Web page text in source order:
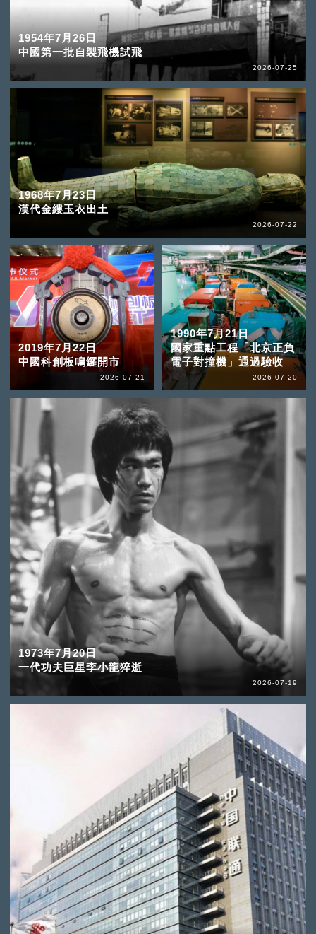
1954年7月26日
中國第一批自製飛機試飛
2026-07-25
1968年7月23日
漢代金縷玉衣出土
2026-07-22
2019年7月22日
中國科創板鳴鑼開市
2026-07-21
1990年7月21日
國家重點工程「北京正負
電子對撞機」通過驗收
2026-07-20
1973年7月20日
一代功夫巨星李小龍猝逝
2026-07-19